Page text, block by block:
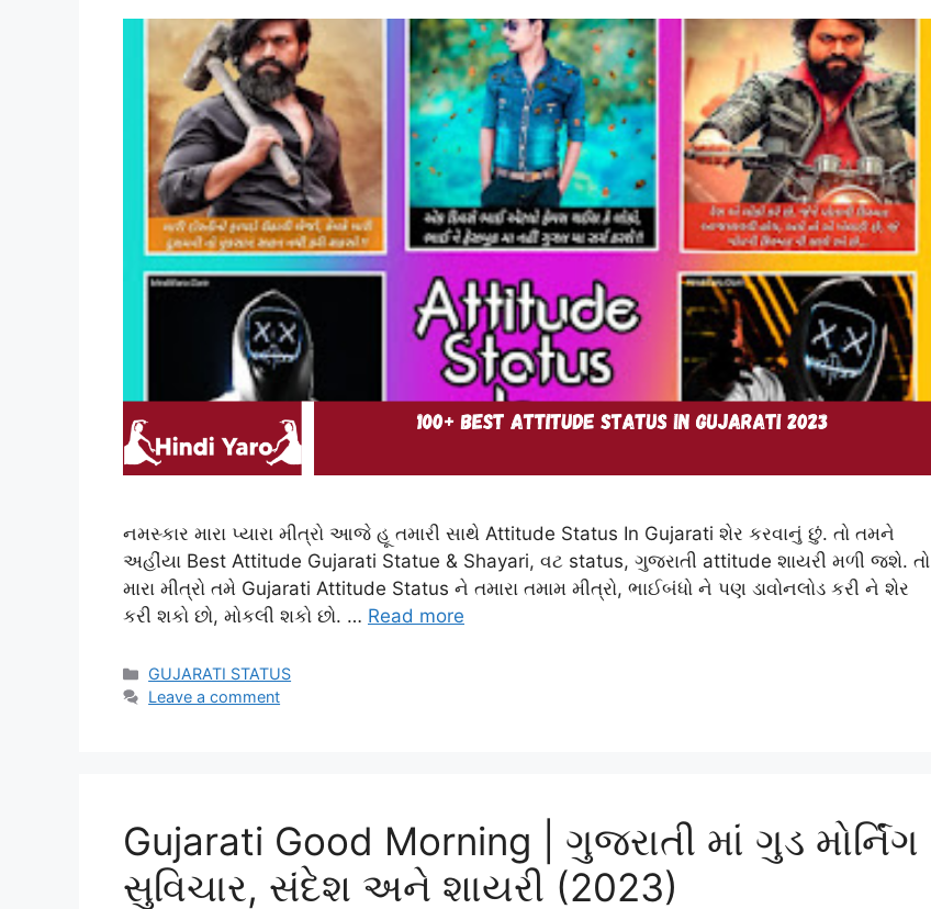
નમસ્કાર મારા પ્યારા મીત્રો આજે હૂ તમારી સાથે Attitude Status In Gujarati શેર કરવાનું છું. તો તમને
અહીંયા Best Attitude Gujarati Statue & Shayari, વટ status, ગુજરાતી attitude શાયરી મળી જશે. તો
મારા મીત્રો તમે Gujarati Attitude Status ને તમારા તમામ મીત્રો, ભાઈબંધો ને પણ ડાવોનલોડ કરી ને શેર
કરી શકો છો, મોકલી શકો છો. … Read more
Categories
GUJARATI STATUS
Leave a comment
Gujarati Good Morning | ગુજરાતી માં ગુડ મોર્નિંગ
સુવિચાર, સંદેશ અને શાયરી (2023)